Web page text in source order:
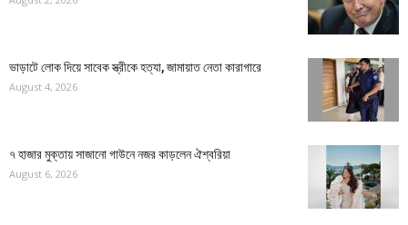
ভাড়াটে লোক দিয়ে সাবেক স্ত্রীকে হত্যা, জামায়াত নেতা কারাগারে
August 4, 2026
৭ হাজার মুক্তায় সাজানো গাউনে নজর কাড়লেন ঐশ্বরিয়া
August 6, 2026